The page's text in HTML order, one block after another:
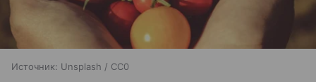
Источник: Unsplash / CC0